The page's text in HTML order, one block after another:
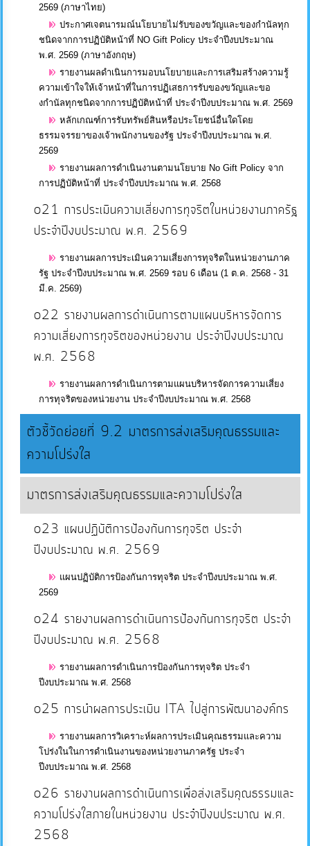
2569 (ภาษาไทย)
ประกาศเจตนารมณ์นโยบายไม่รับของขวัญและของกำนัลทุก
ชนิดจากการปฏิบัติหน้าที่ NO Gift Policy ประจำปีงบประมาณ
พ.ศ. 2569 (ภาษาอังกฤษ)
รายงานผลดำเนินการมอบนโยบายและการเสริมสร้างความรู้
ความเข้าใจให้เจ้าหน้าที่ในการปฏิเสธการรับของขวัญและขอ
งกํานัลทุกชนิดจากการปฏิบัติหน้าที่ ประจำปีงบประมาณ พ.ศ. 2569
หลักเกณฑ์การรับทรัพย์สินหรือประโยชน์อื่นใดโดย
ธรรมจรรยาของเจ้าพนักงานของรัฐ ประจำปีงบประมาณ พ.ศ.
2569
รายงานผลการดำเนินงานตามนโยบาย No Gift Policy จาก
การปฏิบัติหน้าที่ ประจำปีงบประมาณ พ.ศ. 2568
o21 การประเมินความเสี่ยงการทุจริตในหน่วยงานภาครัฐ
ประจำปีงบประมาณ พ.ศ. 2569
รายงานผลการประเมินความเสี่ยงการทุจริตในหน่วยงานภาค
รัฐ ประจำปีงบประมาณ พ.ศ. 2569 รอบ 6 เดือน (1 ต.ค. 2568 - 31
มี.ค. 2569)
o22 รายงานผลการดำเนินการตามแผนบริหารจัดการ
ความเสี่ยงการทุจริตของหน่วยงาน ประจำปีงบประมาณ
พ.ศ. 2568
รายงานผลการดำเนินการตามแผนบริหารจัดการความเสี่ยง
การทุจริตของหน่วยงาน ประจำปีงบประมาณ พ.ศ. 2568
ตัวชี้วัดย่อยที่ 9.2 มาตรการส่งเสริมคุณธรรมและ
ความโปร่งใส
มาตรการส่งเสริมคุณธรรมและความโปร่งใส
o23 แผนปฏิบัติการป้องกันการทุจริต ประจำ
ปีงบประมาณ พ.ศ. 2569
แผนปฏิบัติการป้องกันการทุจริต ประจำปีงบประมาณ พ.ศ.
2569
o24 รายงานผลการดำเนินการป้องกันการทุจริต ประจำ
ปีงบประมาณ พ.ศ. 2568
รายงานผลการดำเนินการป้องกันการทุจริต ประจำ
ปีงบประมาณ พ.ศ. 2568
o25 การนำผลการประเมิน ITA ไปสู่การพัฒนาองค์กร
รายงานผลการวิเคราะห์ผลการประเมินคุณธรรมและความ
โปร่งในในการดำเนินงานของหน่วยงานภาครัฐ ประจำ
ปีงบประมาณ พ.ศ. 2568
o26 รายงานผลการดำเนินการเพื่อส่งเสริมคุณธรรมและ
ความโปร่งใสภายในหน่วยงาน ประจำปีงบประมาณ พ.ศ.
2568